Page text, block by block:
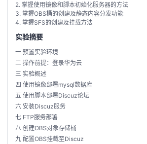
径
课
程
实
验
我
的
活
动
我
的
关
注
伙
伴
赋
云
认
查
2. 掌握使用镜像和脚本初始化服务器的方法
3. 掌握OBS桶的创建及静态内容分发功能
实验摘要
一 预置实验环境
二 操作前提：登录华为云
三 实验概述
四 使用镜像部署mysql数据库
五 使用脚本部署Discuz论坛
六 安装Discuz服务
七 FTP服务部署
八 创建OBS对象存储桶
九 配置OBS挂载至Discuz